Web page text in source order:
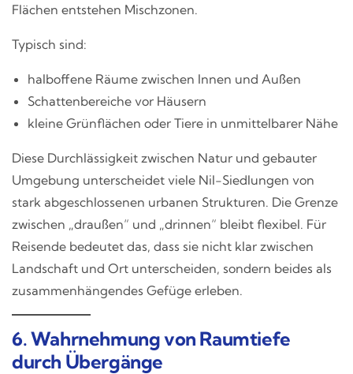
Flächen entstehen Mischzonen.
Typisch sind:
halboffene Räume zwischen Innen und Außen
Schattenbereiche vor Häusern
kleine Grünflächen oder Tiere in unmittelbarer Nähe
Diese Durchlässigkeit zwischen Natur und gebauter
Umgebung unterscheidet viele Nil-Siedlungen von
stark abgeschlossenen urbanen Strukturen. Die Grenze
zwischen „draußen“ und „drinnen“ bleibt flexibel. Für
Reisende bedeutet das, dass sie nicht klar zwischen
Landschaft und Ort unterscheiden, sondern beides als
zusammenhängendes Gefüge erleben.
6. Wahrnehmung von Raumtiefe
durch Übergänge